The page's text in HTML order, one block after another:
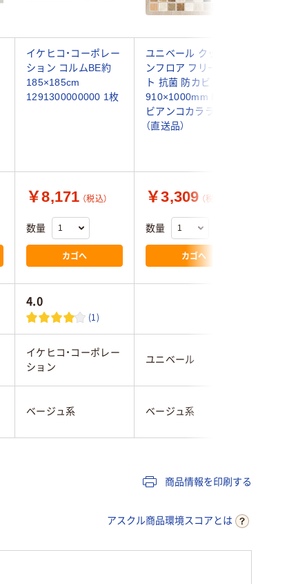
イケヒコ・コーポレー
ション コルムBE約
185×185cm
1291300000000 1枚
ユニベール クッショ
ンフロア フリーカッ
ト 抗菌 防カビ 撥水
910×1000mm E1057
ビアンコカララ 1枚
（直送品）
￥8,171 （税込）
数量
カゴへ
￥3,309 （税込）
数量
カゴへ
4.0
(1)
イケヒコ・コーポレー
ション
ユニベール
ベージュ系 ベージュ系
商品情報を印刷する
アスクル商品環境スコアとは